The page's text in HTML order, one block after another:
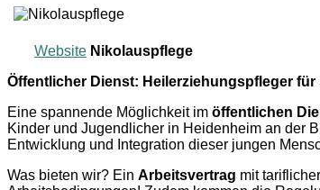
Website Nikolauspflege
Öffentlicher Dienst: Heilerziehungspfleger
Eine spannende Möglichkeit im öffentlichen
Kinder und Jugendlicher in Heidenheim an der
Entwicklung und Integration dieser jungen
Was bieten wir? Ein Arbeitsvertrag mit